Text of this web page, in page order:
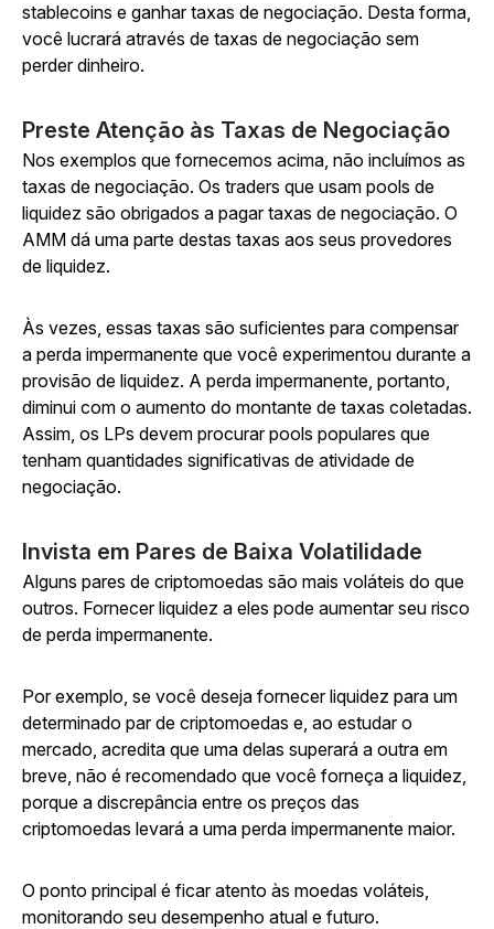
stablecoins e ganhar taxas de negociação. Desta forma,
você lucrará através de taxas de negociação sem
perder dinheiro.
Preste Atenção às Taxas de Negociação
Nos exemplos que fornecemos acima, não incluímos as
taxas de negociação. Os traders que usam pools de
liquidez são obrigados a pagar taxas de negociação. O
AMM dá uma parte destas taxas aos seus provedores
de liquidez.
Às vezes, essas taxas são suficientes para compensar
a perda impermanente que você experimentou durante a
provisão de liquidez. A perda impermanente, portanto,
diminui com o aumento do montante de taxas coletadas.
Assim, os LPs devem procurar pools populares que
tenham quantidades significativas de atividade de
negociação.
Invista em Pares de Baixa Volatilidade
Alguns pares de criptomoedas são mais voláteis do que
outros. Fornecer liquidez a eles pode aumentar seu risco
de perda impermanente.
Por exemplo, se você deseja fornecer liquidez para um
determinado par de criptomoedas e, ao estudar o
mercado, acredita que uma delas superará a outra em
breve, não é recomendado que você forneça a liquidez,
porque a discrepância entre os preços das
criptomoedas levará a uma perda impermanente maior.
O ponto principal é ficar atento às moedas voláteis,
monitorando seu desempenho atual e futuro.